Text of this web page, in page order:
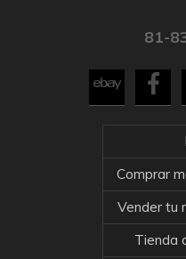
81-
Comprar
Vender tu
Tienda